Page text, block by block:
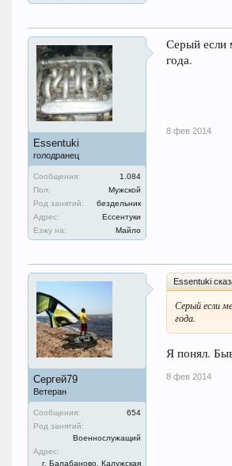
Essentuki
голодранец
Сообщения:
1.084
Пол:
Мужской
Род занятий:
бездельник
Адрес:
Ессентуки
Езжу на:
Майло
Серый если
года.
8 фев 2014
Сергей79
Ветеран
Сообщения:
654
Род занятий:
Военнослужащий
Адрес:
г. Балабаново, Калужская
Essentuki
Серый если
года.
Я понял.
8 фев 2014